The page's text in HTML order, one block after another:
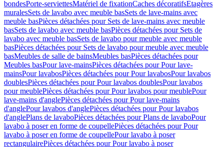
bondesPorte-serviettesMatériel de fixationCaches décoratifsEtagères
muralesSets de lavabo avec meuble basSets de lave-mains avec
meuble basPièces détachées pour Sets de lave-mains avec meuble
basSets de lavabo avec meuble basPièces détachées pour Sets de
lavabo avec meuble basSets de lavabo pour meuble avec meuble
basPièces détachées pour Sets de lavabo pour meuble avec meuble
basMeubles de salle de bainsMeubles basPièces détachées pour
Meubles basPour lave-mainsPièces détachées pour Pour lave-
mainsPour lavabosPièces détachées pour Pour lavabosPour lavabos
doublesPièces détachées pour Pour lavabos doublesPour lavabos
pour meublePièces détachées pour Pour lavabos pour meublePour
lave-mains d'anglePièces détachées pour Pour lave-mains
d'anglePour lavabos d'anglePièces détachées pour Pour lavabos
d'anglePlans de lavaboPièces détachées pour Plans de lavaboPour
lavabo à poser en forme de coupellePièces détachées pour Pour
lavabo à poser en forme de coupellePour lavabo à poser
rectangulairePièces détachées pour Pour lavabo à poser